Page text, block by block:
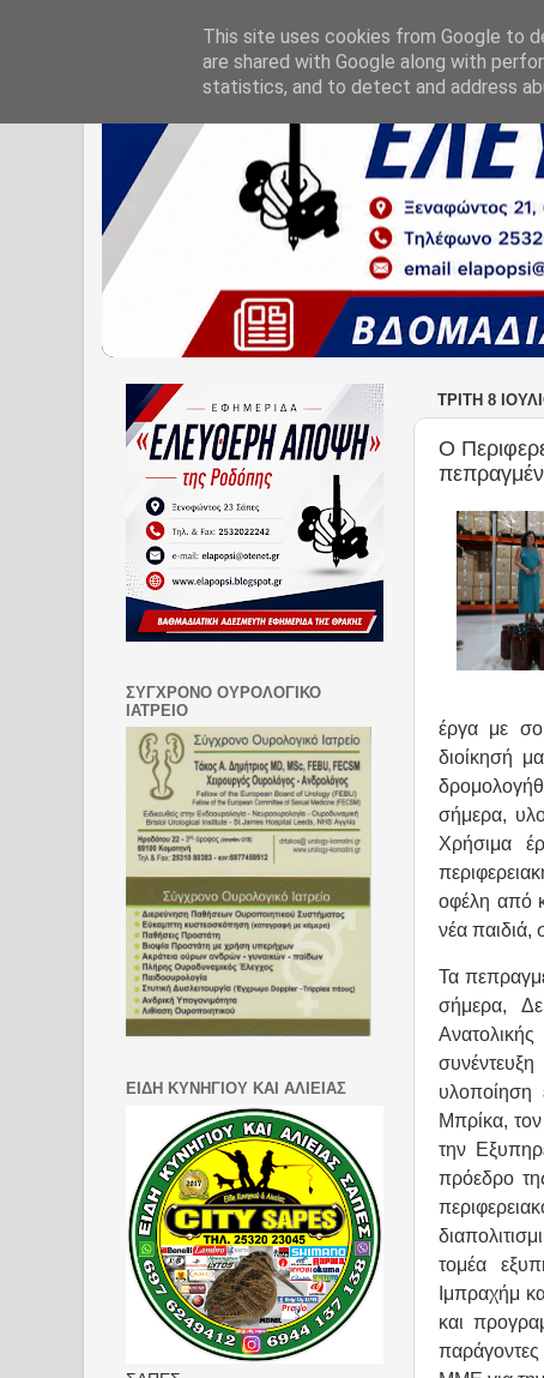
ΤΡΊΤΗ 8
Ο
έργα με
διοίκησή
σήμερα,
Χρήσιμα
οφέλη από
νέα παιδιά,
Τα
σήμερα,
υλοποίηση
Μπρίκα,
την
πρόεδρο
τομέα
Ιμπραχήμ
και
παράγοντες
ΣΥΓΧΡΟΝΟ ΟΥΡΟΛΟΓΙΚΟ
ΙΑΤΡΕΙΟ
ΕΙΔΗ ΚΥΝΗΓΙΟΥ ΚΑΙ ΑΛΙΕΙΑΣ
This site uses cookies from Google to
are shared with Google along with
statistics, and to detect and address